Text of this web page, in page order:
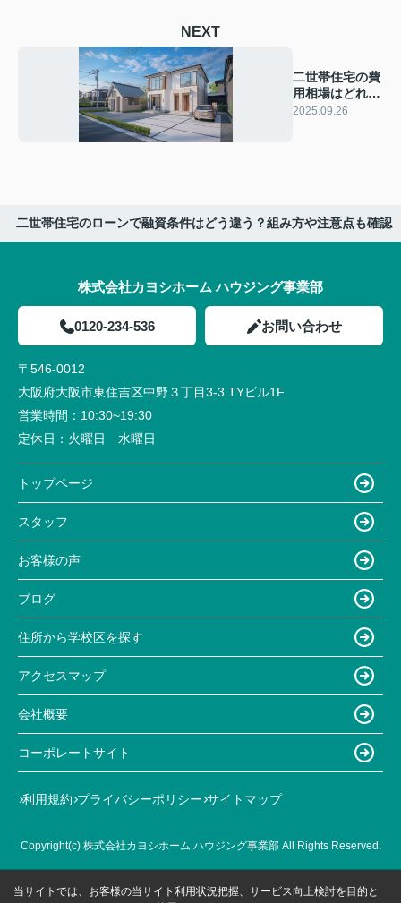
NEXT
二世帯住宅の費
用相場はどれく
らい？タイプや
2025.09.26
二世帯住宅のローンで融資条件はどう違う？組み方や注意点も確認
株式会社カヨシホーム ハウジング事業部
0120-234-536 お問い合わせ
〒546-0012
大阪府大阪市東住吉区中野３丁目3-3 TYビル1F
営業時間： 10:30~19:30
定休日： 火曜日 水曜日
トップページ
スタッフ
お客様の声
ブログ
住所から学校区を探す
アクセスマップ
会社概要
コーポレートサイト
利用規約 プライバシーポリシー サイトマップ
Copyright(c) 株式会社カヨシホーム ハウジング事業部 All Rights Reserved.
当サイトでは、お客様の当サイト利用状況把握、サービス向上検討を目的と